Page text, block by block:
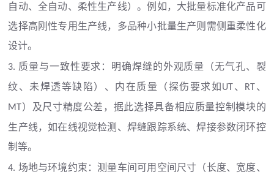
自动、全自动、柔性生产线）。例如，大批量标准化产品可
选择高刚性专用生产线，多品种小批量生产则需侧重柔性化
设计。
3. 质量与一致性要求：明确焊缝的外观质量（无气孔、裂
纹、未焊透等缺陷）、内在质量（探伤要求如 UT 、 RT 、
MT ）及尺寸精度公差，据此选择具备相应质量控制模块的
生产线，如在线视觉检测、焊缝跟踪系统、焊接参数闭环控
制等。
4. 场地与环境约束：测量车间可用空间尺寸（长度、宽度、